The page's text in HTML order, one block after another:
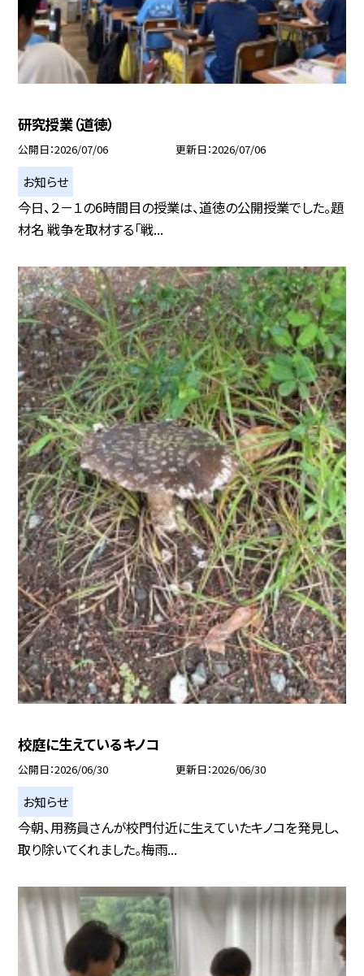
研究授業（道徳）
公開日 2026/07/06 更新日 2026/07/06
お知らせ
今日、２－１の6時間目の授業は、道徳の公開授業でした。題
材名 戦争を取材する「戦...
校庭に生えているキノコ
公開日 2026/06/30 更新日 2026/06/30
お知らせ
今朝、用務員さんが校門付近に生えていたキノコを発見し、
取り除いてくれました。梅雨...